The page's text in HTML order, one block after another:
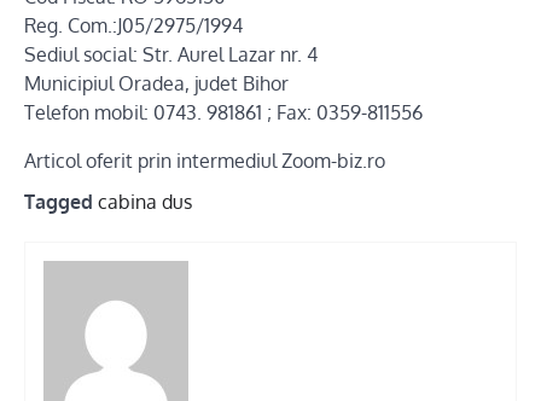
Reg. Com.:J05/2975/1994
Sediul social: Str. Aurel Lazar nr. 4
Municipiul Oradea, judet Bihor
Telefon mobil: 0743. 981861 ; Fax: 0359-811556
Articol oferit prin intermediul Zoom-biz.ro
Tagged cabina dus